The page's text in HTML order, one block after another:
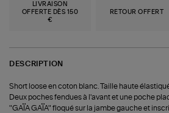
LIVRAISON
OFFERTE DÈS 150
€
RETOUR OFFERT
DESCRIPTION
Short loose en coton blanc. Taille haute
Deux poches fendues à l'avant et une poche
"GAÏA GAÏA" floqué sur la jambe gauche et